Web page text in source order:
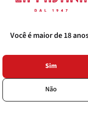
da Itália
Você é maior de 18
Sim
Não